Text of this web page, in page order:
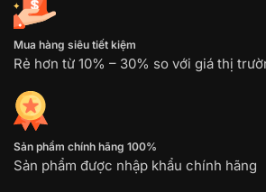
Mua hàng siêu tiết kiệm
Rẻ hơn từ 10% – 30% so với giá thị
Sản phẩm chính hãng 100%
Sản phẩm được nhập khẩu chính hãng